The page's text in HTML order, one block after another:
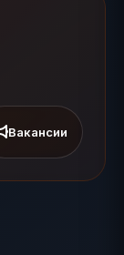
Вакансии